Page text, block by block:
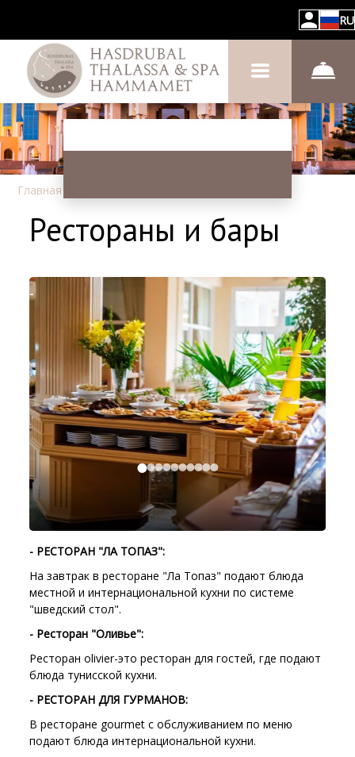
RU
Главная
Рестораны и бары
- РЕСТОРАН "ЛА ТОПАЗ":
На завтрак в ресторане "Ла Топаз" подают блюда
местной и интернациональной кухни по системе
"шведский стол".
- Ресторан "Оливье":
Ресторан olivier-это ресторан для гостей, где подают
блюда тунисской кухни.
- РЕСТОРАН ДЛЯ ГУРМАНОВ:
В ресторане gourmet с обслуживанием по меню
подают блюда интернациональной кухни.